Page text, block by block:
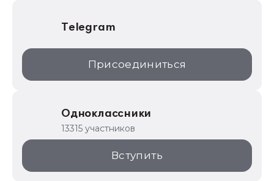
Telegram
Присоединиться
Одноклассники
13315 участников
Вступить